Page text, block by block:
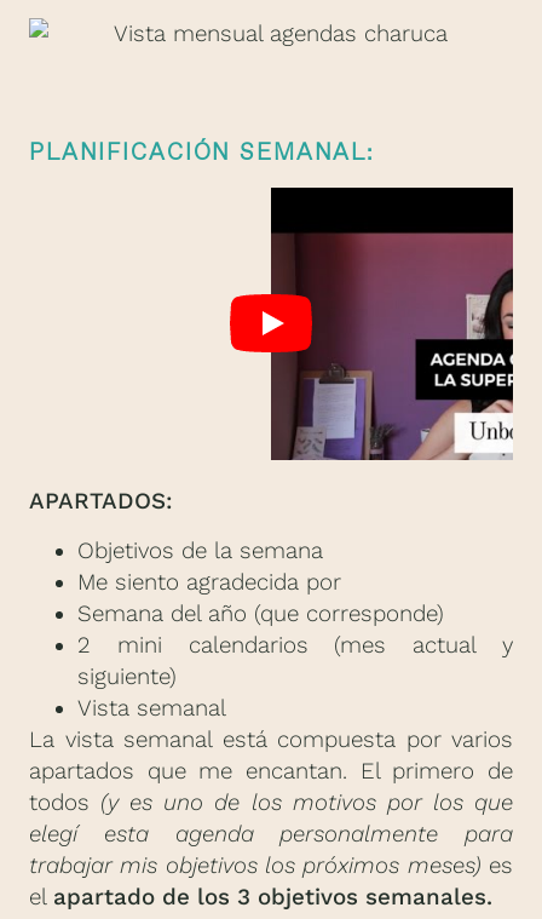
PLANIFICACIÓN SEMANAL:
APARTADOS:
Objetivos de la semana
Me siento agradecida por
Semana del año (que corresponde)
2 mini calendarios (mes actual y
siguiente)
Vista semanal
La vista semanal está compuesta por varios
apartados que me encantan. El primero de
todos (y es uno de los motivos por los que
elegí esta agenda personalmente para
trabajar mis objetivos los próximos meses) es
el apartado de los 3 objetivos semanales.